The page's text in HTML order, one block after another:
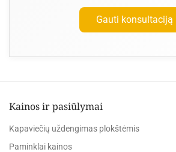
Gauti konsultaciją
Kainos ir pasiūlymai
Kapaviečių uždengimas plokštėmis
Paminklai kainos